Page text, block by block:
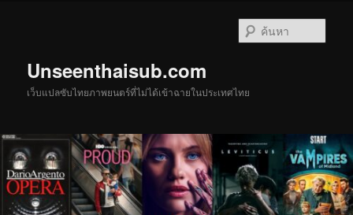
Unseenthaisub.com
เว็บแปลซับไทยภาพยนตร์ที่ไม่ได้เข้าฉายในประเทศไทย